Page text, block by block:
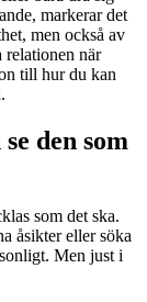
markerar det
men också av
relationen när
till hur du kan
den som
som det ska.
åsikter eller söka
Men just i